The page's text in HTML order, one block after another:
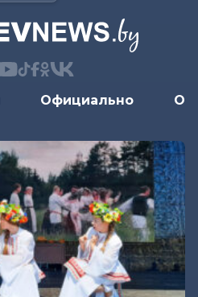
Официально